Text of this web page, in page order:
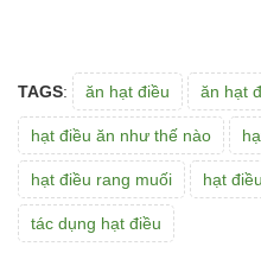
TAGS: ăn hạt điều ăn hạt
hạt điều ăn như thế nào
hạt điều rang muối hạt
tác dụng hạt điều